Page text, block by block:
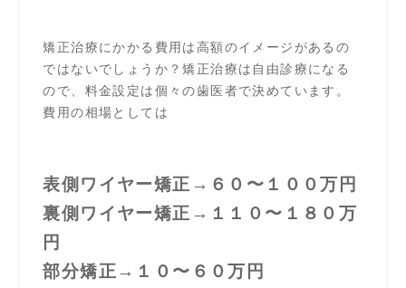
矯正治療にかかる費用は高額のイメージがあるの
ではないでしょうか？矯正治療は自由診療になる
ので、料金設定は個々の歯医者で決めています。
費用の相場としては
表側ワイヤー矯正→６０〜１００万円
裏側ワイヤー矯正→１１０〜１８０万
円
部分矯正→１０〜６０万円